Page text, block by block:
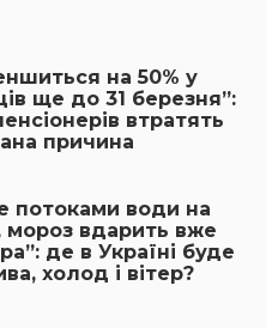
на 50% у
ще до 31 березня”:
втратять
причина
потоками води на
мороз вдарить вже
де в Україні буде
холод і вітер?